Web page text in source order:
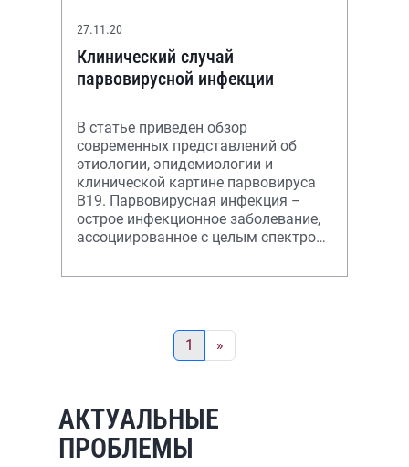
27.11.20
Клинический случай
парвовирусной инфекции
В статье приведен обзор
современных представлений об
этиологии, эпидемиологии и
клинической картине парвовируса
В19. Парвовирусная инфекция –
острое инфекционное заболевание,
ассоциированное с целым спектром
Возбудителем заболевани
1 »
АКТУАЛЬНЫЕ
ПРОБЛЕМЫ